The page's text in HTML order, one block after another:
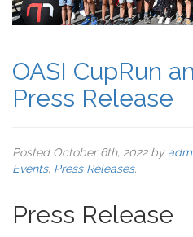
OASI CupRun
Press Release
Posted October 6th, 2022by
Events, Press Releases.
Press Release